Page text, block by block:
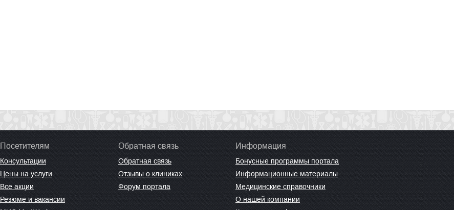
Посетителям
Консультации
Цены на услуги
Все акции
Резюме и вакансии
Обратная связь
Обратная связь
Отзывы о клиниках
Форум портала
Информация
Бонусные программы портала
Информационные материалы
Медицинские справочники
О нашей компании